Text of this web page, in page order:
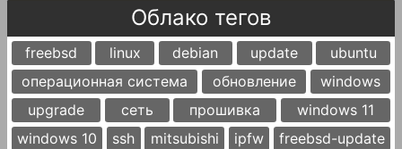
Облако тегов
freebsd linux debian update
ubuntu
операционная система
обновление
windows
upgrade
сеть прошивка
windows 11
windows 10
ssh mitsubishi ipfw
freebsd-update